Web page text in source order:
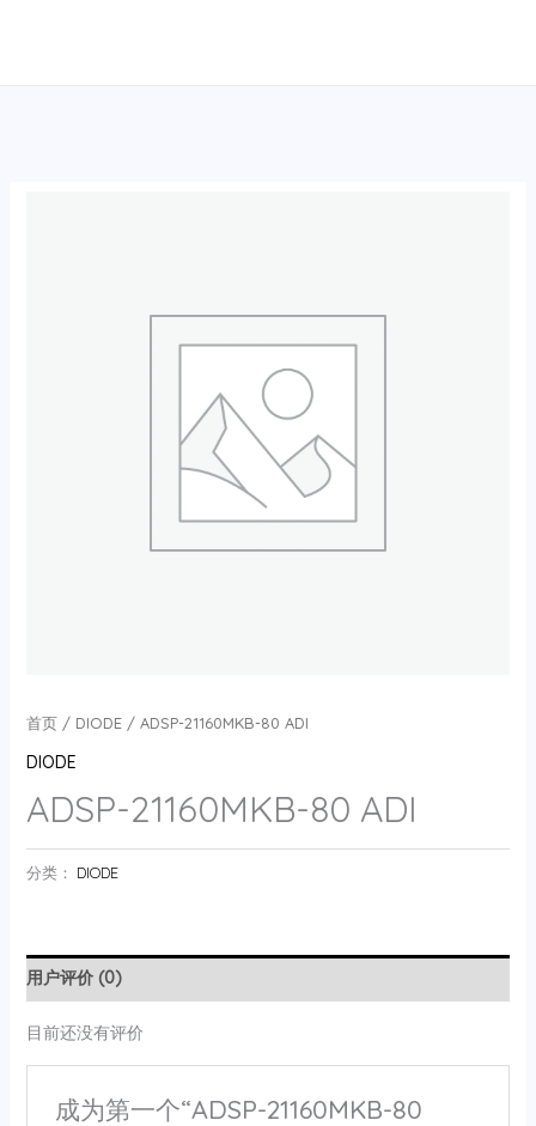
首页/ DIODE/ ADSP-21160MKB-80 ADI
DIODE
ADSP-21160MKB-80 ADI
分类： DIODE
用户评价 (0)
目前还没有评价
成为第一个“ADSP-21160MKB-80